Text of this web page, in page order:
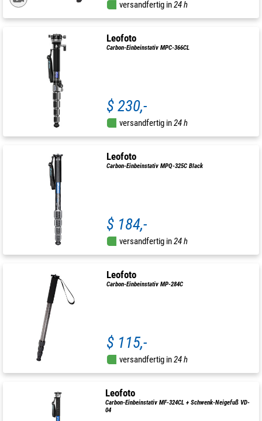
versandfertig in24 h
Leofoto
Carbon-Einbeinstativ MPC-366CL
$ 230,-
versandfertig in24 h
Leofoto
Carbon-Einbeinstativ MPQ-325C Black
$ 184,-
versandfertig in24 h
Leofoto
Carbon-Einbeinstativ MP-284C
$ 115,-
versandfertig in24 h
Leofoto
Carbon-Einbeinstativ MF-324CL + Schwenk-Neigefuß VD-
04